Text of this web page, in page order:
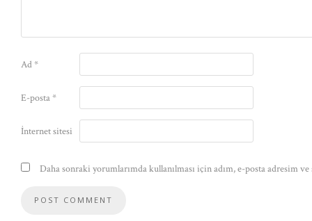
Ad*
E-posta*
İnternet sitesi
Daha sonraki yorumlarımda kullanılması için adım, e-posta adresim